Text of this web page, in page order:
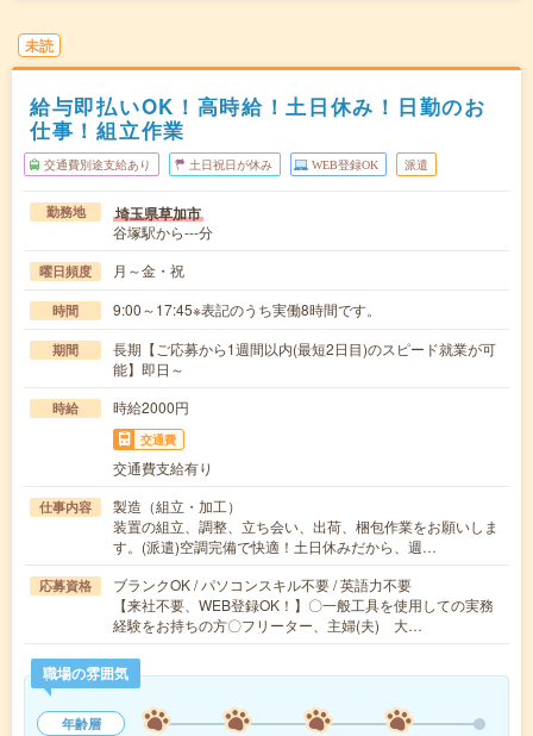
未読
給与即払いOK！高時給！土日休み！日勤のお
仕事！組立作業
交通費別途支給あり 土日祝日が休み WEB登録OK 派遣
勤務地 埼玉県草加市
谷塚駅から---分
曜日頻度 月～金・祝
時間 9:00～17:45※表記のうち実働8時間です。
期間
長期【ご応募から1週間以内(最短2日目)のスピード就業が可
能】即日～
時給 時給2000円
交通費
交通費支給有り
仕事内容
製造（組立・加工）
装置の組立、調整、立ち会い、出荷、梱包作業をお願いしま
す。(派遣)空調完備で快適！土日休みだから、週…
応募資格
ブランクOK / パソコンスキル不要 / 英語力不要
【来社不要、WEB登録OK！】〇一般工具を使用しての実務
経験をお持ちの方〇フリーター、主婦(夫) 大…
職場の雰囲気
年齢層